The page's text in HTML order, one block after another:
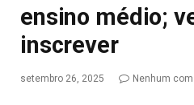
ensino médio;
inscrever
setembro 26, 2025 Nenhum